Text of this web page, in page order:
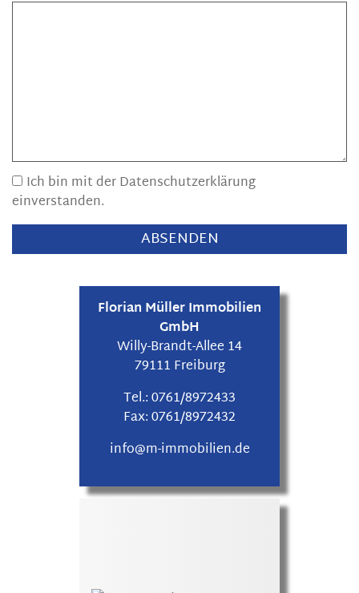
Ich bin mit der Datenschutzerklärung
einverstanden.
Florian Müller Immobilien
GmbH
Willy-Brandt-Allee 14
79111 Freiburg
Tel.:0761/8972433
Fax:0761/8972432
info@m-immobilien.de